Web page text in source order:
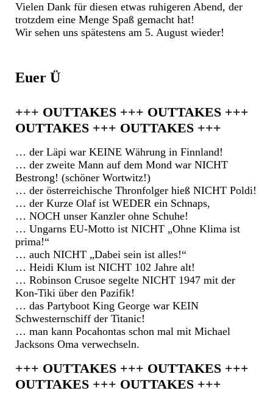
Vielen Dank für diesen etwas ruhigeren Abend, der
trotzdem eine Menge Spaß gemacht hat!
Wir sehen uns spätestens am 5. August wieder!
Euer Ü
+++ OUTTAKES +++ OUTTAKES +++
OUTTAKES +++ OUTTAKES +++
… der Läpi war KEINE Währung in Finnland!
… der zweite Mann auf dem Mond war NICHT
Bestrong! (schöner Wortwitz!)
… der österreichische Thronfolger hieß NICHT Poldi!
… der Kurze Olaf ist WEDER ein Schnaps,
… NOCH unser Kanzler ohne Schuhe!
… Ungarns EU-Motto ist NICHT „Ohne Klima ist
prima!“
… auch NICHT „Dabei sein ist alles!“
… Heidi Klum ist NICHT 102 Jahre alt!
… Robinson Crusoe segelte NICHT 1947 mit der
Kon-Tiki über den Pazifik!
… das Partyboot King George war KEIN
Schwesternschiff der Titanic!
… man kann Pocahontas schon mal mit Michael
Jacksons Oma verwechseln.
+++ OUTTAKES +++ OUTTAKES +++
OUTTAKES +++ OUTTAKES +++